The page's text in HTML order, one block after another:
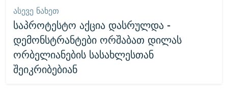
ᲐᲡᲔᲕᲔ ᲜᲐᲮᲔᲗ
საპროტესტო აქცია დასრულდა -
დემონსტრანტები ორშაბათ დილას
ორბელიანების სასახლესთან
შეიკრიბებიან